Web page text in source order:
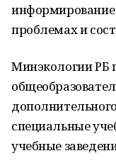
информирование
проблемах и
Минэкологии РБ
специальные
учебные